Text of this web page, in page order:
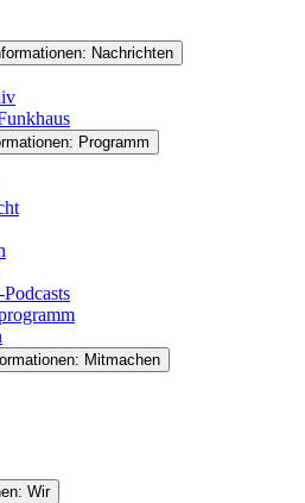
Nachrichten
Programm
Mitmachen
Wir